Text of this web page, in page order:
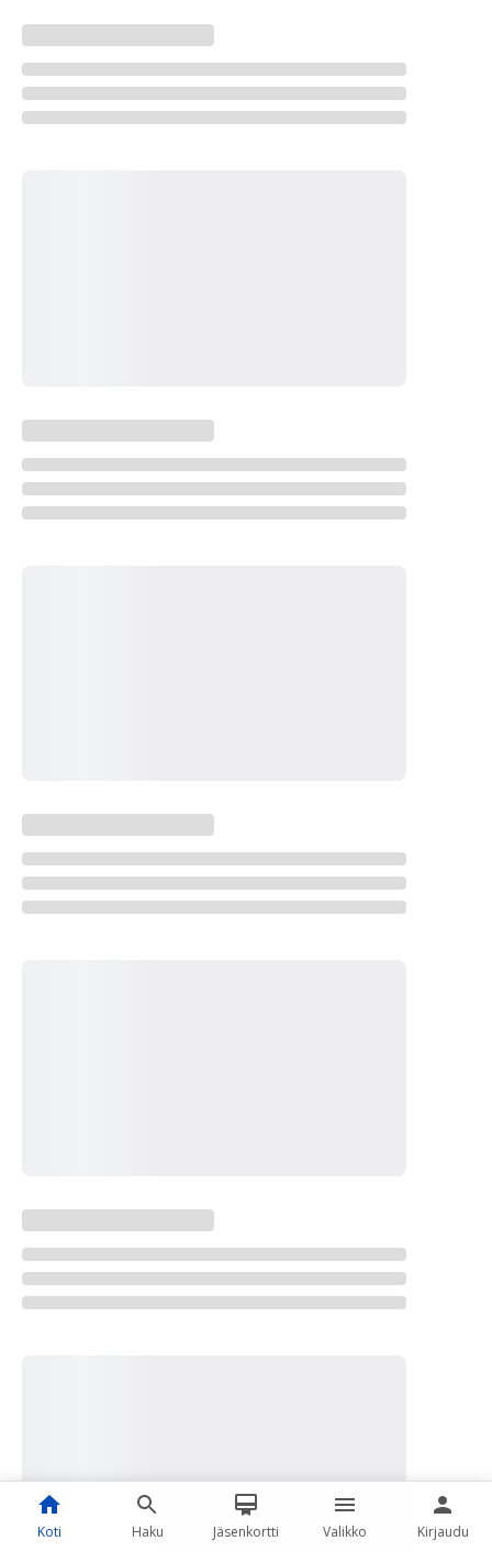
Koti Haku Jäsenkortti Valikko Kirjaudu